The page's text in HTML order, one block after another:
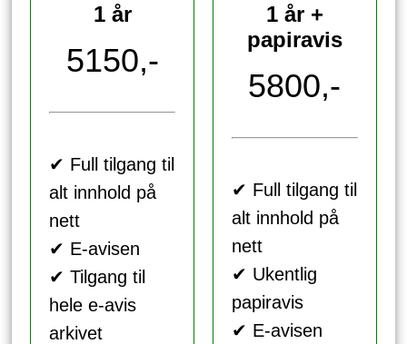
1 år
5150,-
✔ Full tilgang til
alt innhold på
nett
✔ E-avisen
✔ Tilgang til
hele e-avis
arkivet
1 år +
papiravis
5800,-
✔ Full tilgang til
alt innhold på
nett
✔ Ukentlig
papiravis
✔ E-avisen